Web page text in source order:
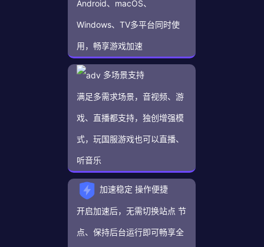
Android、macOS、
Windows、TV多平台同时使
用，畅享游戏加速
多场景支持
满足多需求场景，音视频、游
戏、直播都支持，独创增强模
式，玩国服游戏也可以直播、
听音乐
加速稳定 操作便捷
开启加速后，无需切换站点 节
点、保持后台运行即可畅享全